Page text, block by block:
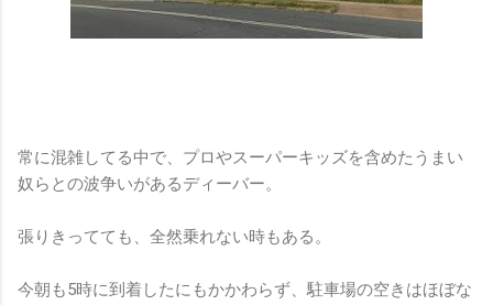
常に混雑してる中で、プロやスーパーキッズを含めたうまい
奴らとの波争いがあるディーバー。
張りきってても、全然乗れない時もある。
今朝も5時に到着したにもかかわらず、駐車場の空きはほぼな